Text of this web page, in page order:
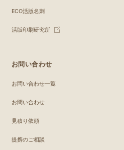
ECO活版名刺
活版印刷研究所
お問い合わせ
お問い合わせ一覧
お問い合わせ
見積り依頼
提携のご相談